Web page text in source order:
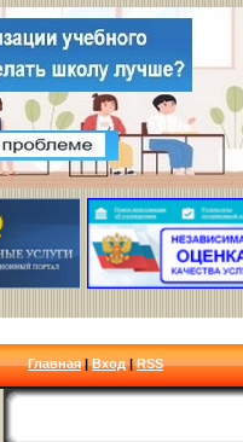
Главная |Вход|RSS